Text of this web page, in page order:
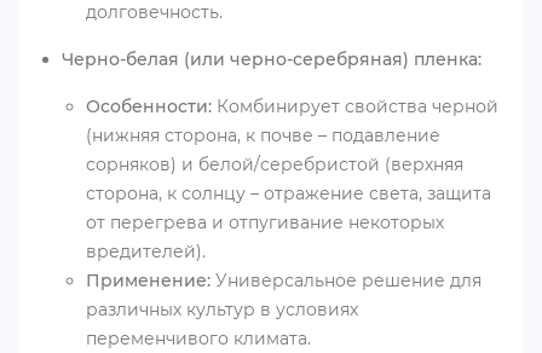
долговечность.
Черно-белая (или черно-серебряная) пленка:
Особенности: Комбинирует свойства черной
(нижняя сторона, к почве – подавление
сорняков) и белой/серебристой (верхняя
сторона, к солнцу – отражение света, защита
от перегрева и отпугивание некоторых
вредителей).
Применение: Универсальное решение для
различных культур в условиях
переменчивого климата.